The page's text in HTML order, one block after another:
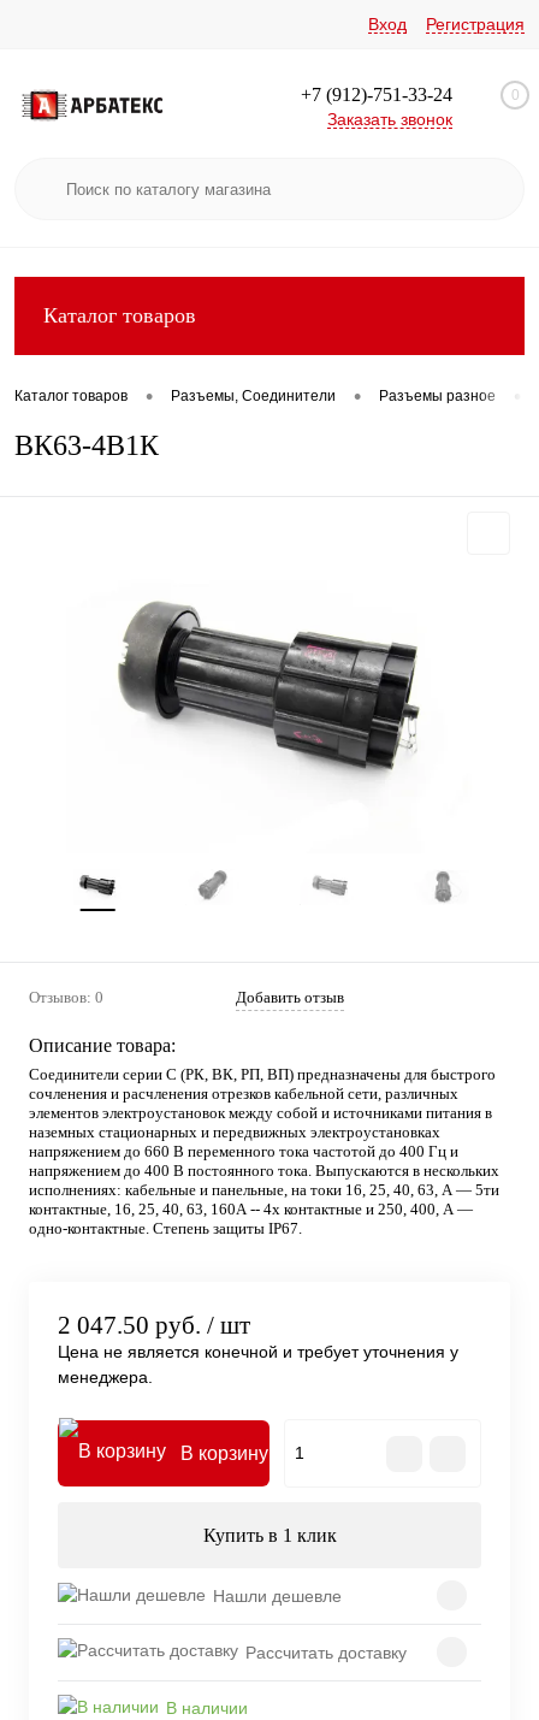
Вход Регистрация
+7 (912)-751-33-24
Заказать звонок
0
Каталог товаров
Каталог товаров • Разъемы, Соединители • Разъемы разное
ВК63-4В1К
Отзывов: 0 Добавить отзыв
Описание товара:
Соединители серии С (РК, ВК, РП, ВП) предназначены для быстрого
сочленения и расчленения отрезков кабельной сети, различных
элементов электроустановок между собой и источниками питания в
наземных стационарных и передвижных электроустановках
напряжением до 660 В переменного тока частотой до 400 Гц и
напряжением до 400 В постоянного тока. Выпускаются в нескольких
исполнениях: кабельные и панельные, на токи 16, 25, 40, 63, А — 5ти
контактные, 16, 25, 40, 63, 160А -- 4х контактные и 250, 400, А —
одно-контактные. Степень защиты IP67.
2 047.50 руб. / шт
Цена не является конечной и требует уточнения у
менеджера.
В корзину
Купить в 1 клик
Нашли дешевле
Рассчитать доставку
В наличии